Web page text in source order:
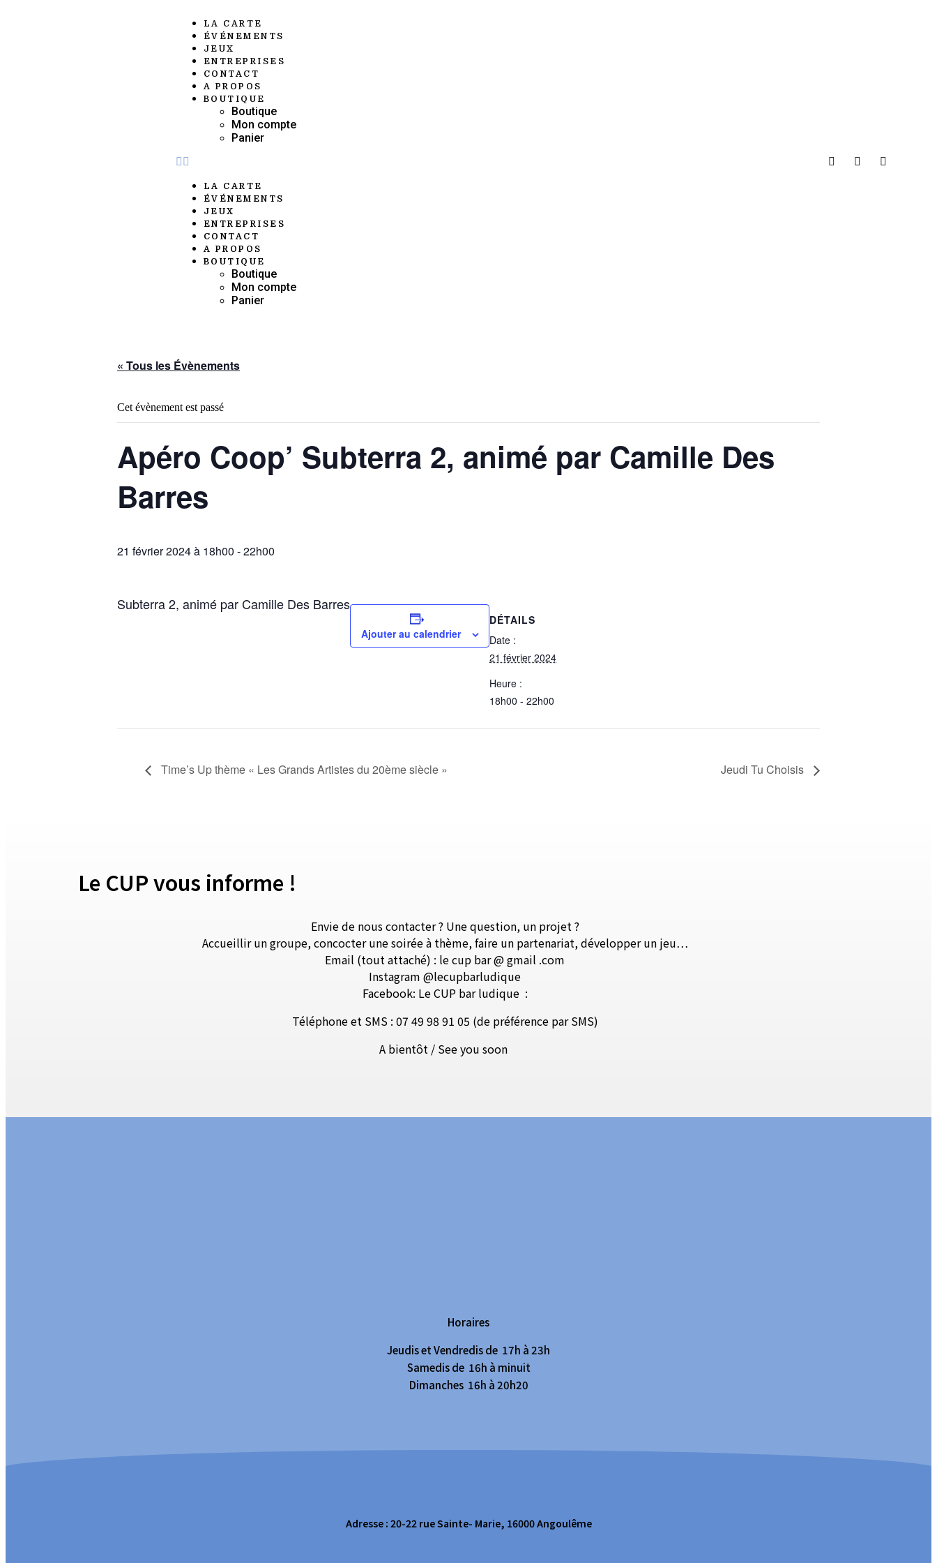
LA CARTE
ÉVÉNEMENTS
JEUX
ENTREPRISES
CONTACT
A PROPOS
BOUTIQUE
Boutique
Mon compte
Panier
LA CARTE
ÉVÉNEMENTS
JEUX
ENTREPRISES
CONTACT
A PROPOS
BOUTIQUE
Boutique
Mon compte
Panier
« Tous les Évènements
Cet évènement est passé
Apéro Coop’ Subterra 2, animé par Camille Des
Barres
21 février 2024 à 18h00 -22h00
Subterra 2, animé par Camille Des Barres
Ajouter au calendrier
DÉTAILS
Date :
21 février 2024
Heure :
18h00 - 22h00
Time’s Up thème « Les Grands Artistes du 20ème siècle » Jeudi Tu Choisis
Le CUP vous informe !
Envie de nous contacter ? Une question, un projet ?
Accueillir un groupe, concocter une soirée à thème, faire un partenariat, développer un jeu…
Email (tout attaché) : le cup bar @ gmail .com
Instagram @lecupbarludique
Facebook: Le CUP bar ludique :
Téléphone et SMS : 07 49 98 91 05 (de préférence par SMS)
A bientôt / See you soon
Horaires
Jeudis et Vendredis de 17h à 23h
Samedis de 16h à minuit
Dimanches 16h à 20h20
Adresse : 20-22 rue Sainte- Marie, 16000 Angoulême